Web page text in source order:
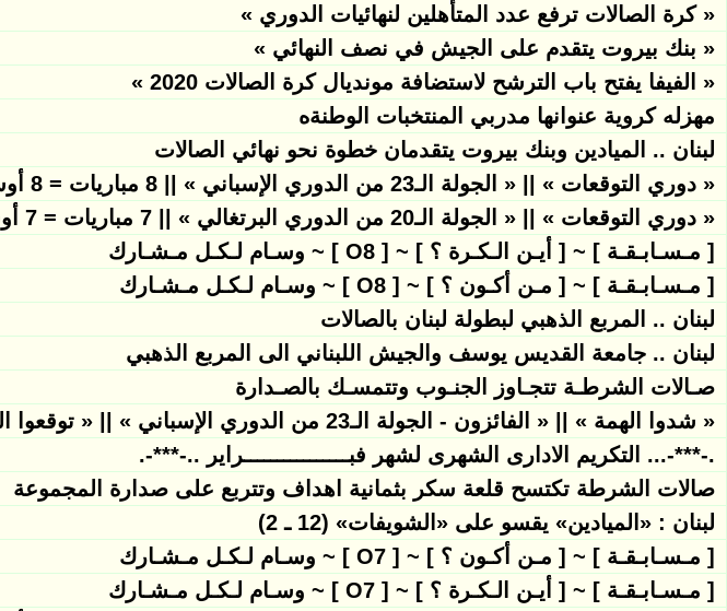
« كرة الصالات ترفع عدد المتأهلين لنهائيات الدوري »
« بنك بيروت يتقدم على الجيش في نصف النهائي »
« الفيفا يفتح باب الترشح لاستضافة مونديال كرة الصالات 2020 »
مهزله كروية عنوانها مدربي المنتخبات الوطنةه
لبنان .. الميادين وبنك بيروت يتقدمان خطوة نحو نهائي الصالات
« دوري التوقعات » || « الجولة الـ23 من الدوري الإسباني » || 8 مباريات = 8 أوسمة = 32 نقطة تميز
« دوري التوقعات » || « الجولة الـ20 من الدوري البرتغالي » || 7 مباريات = 7 أوسمة = 28 نقطة تميز
[ مـسـابـقـة ] ~ [ أيـن الـكـرة ؟ ] ~ [ O8 ] ~ وسـام لـكـل مـشـارك
[ مـسـابـقـة ] ~ [ مـن أكـون ؟ ] ~ [ O8 ] ~ وسـام لـكـل مـشـارك
لبنان .. المربع الذهبي لبطولة لبنان بالصالات
لبنان .. جامعة القديس يوسف والجيش اللبناني الى المربع الذهبي
صـالات الشرطـة تتجـاوز الجنـوب وتتمسـك بالصـدارة
« شدوا الهمة » || « الفائزون - الجولة الـ23 من الدوري الإسباني » || « توقعوا القمة »
.-***-... التكريم الادارى الشهرى لشهر فبــــــــــــــــراير ..-***-.
صالات الشرطة تكتسح قلعة سكر بثمانية اهداف وتتربع على صدارة المجموعة
لبنان : «الميادين» يقسو على «الشويفات» (12 ـ 2)
[ مـسـابـقـة ] ~ [ مـن أكـون ؟ ] ~ [ O7 ] ~ وسـام لـكـل مـشـارك
[ مـسـابـقـة ] ~ [ أيـن الـكـرة ؟ ] ~ [ O7 ] ~ وسـام لـكـل مـشـارك